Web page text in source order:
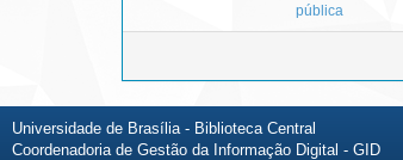
pública
Universidade de Brasília - Biblioteca Central
Coordenadoria de Gestão da Informação Digital - GID